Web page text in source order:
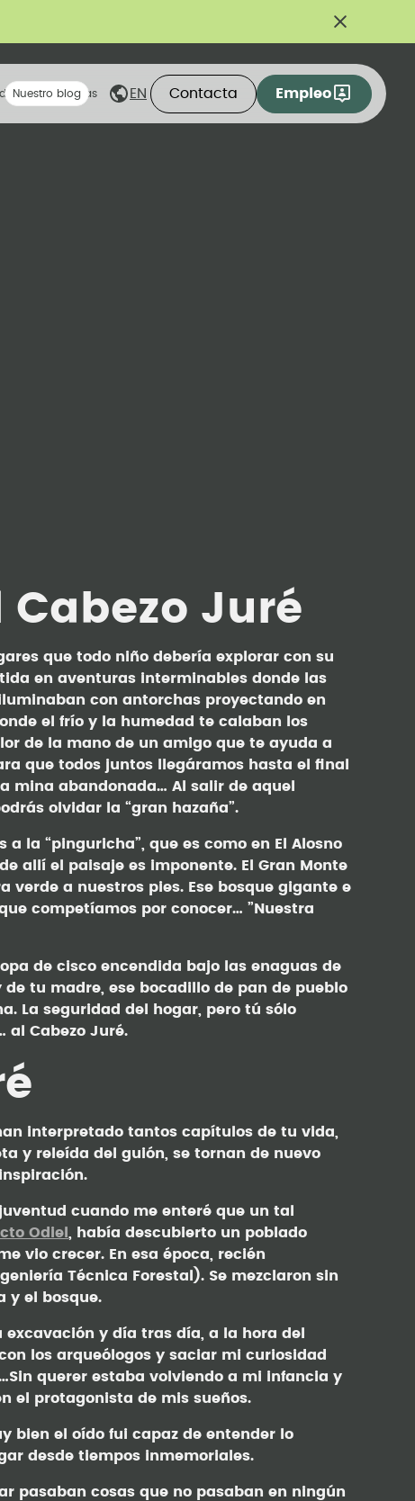
Ideas compartidas
Nuestro blog EN Contacta Empleo
Cabezo Juré
que todo niño debería explorar con su
en aventuras interminables donde las
con antorchas proyectando en
el frío y la humedad te calaban los
de la mano de un amigo que te ayuda a
que todos juntos llegáramos hasta el final
mina abandonada… Al salir de aquel
olvidar la “gran hazaña”.
la “pinguricha”, que es como en El Alosno
allí el paisaje es imponente. El Gran Monte
verde a nuestros pies. Ese bosque gigante e
competíamos por conocer… ”Nuestra
de cisco encendida bajo las enaguas de
tu madre, ese bocadillo de pan de pueblo
La seguridad del hogar, pero tú sólo
al Cabezo Juré.
interpretado tantos capítulos de tu vida,
y releída del guión, se tornan de nuevo
cuando me enteré que un tal
Odiel
, había descubierto un poblado
vio crecer. En esa época, recién
Técnica Forestal). Se mezclaron sin
y el bosque.
y día tras día, a la hora del
los arqueólogos y saciar mi curiosidad
querer estaba volviendo a mi infancia y
el protagonista de mis sueños.
bien el oído fui capaz de entender lo
desde tiempos inmemoriales.
pasaban cosas que no pasaban en ningún